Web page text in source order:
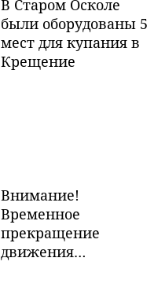
В Старом Осколе
были оборудованы 5
мест для купания в
Крещение
Внимание!
Временное
прекращение
движения